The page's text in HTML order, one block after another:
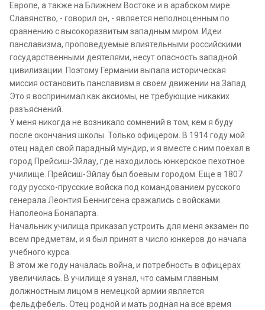
Европе, а также на Ближнем Востоке и в арабском мире.
Славянство, - говорил он, - является неполноценным по
сравнению с высокоразвитым западным миром. Идеи
панславизма, проповедуемые влиятельными российскими
государственными деятелями, несут опасность западной
цивилизации. Поэтому Германии выпала историческая
миссия остановить панславизм в своем движении на Запад.
Это я воспринимал как аксиомы, не требующие никаких
разъяснений.
У меня никогда не возникало сомнений в том, кем я буду
после окончания школы. Только офицером. В 1914 году мой
отец надел свой парадный мундир, и я вместе с ним поехал в
город Прейсиш-Эйлау, где находилось юнкерское пехотное
училище. Прейсиш-Эйлау был боевым городом. Еще в 1807
году русско-прусские войска под командованием русского
генерала Леонтия Беннигсена сражались с войсками
Наполеона Бонапарта.
Начальник училища приказал устроить для меня экзамен по
всем предметам, и я был принят в число юнкеров до начала
учебного курса.
В этом же году началась война, и потребность в офицерах
увеличилась. В училище я узнал, что самым главным
должностным лицом в немецкой армии является
фельдфебель. Отец родной и мать родная на все время